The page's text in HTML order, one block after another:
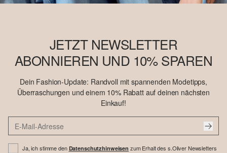
JETZT NEWSLETTER
ABONNIEREN UND 10% SPAREN
Dein Fashion-Update: Randvoll mit spannenden Modetipps,
Überraschungen und einem 10% Rabatt auf deinen nächsten
Einkauf!
Ja, ich stimme den Datenschutzhinweisen zum Erhalt des s.Oliver Newsletters